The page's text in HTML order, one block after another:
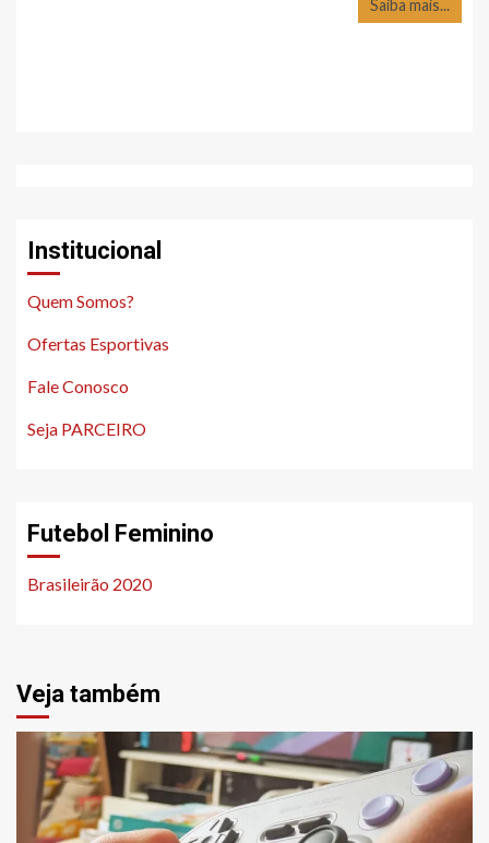
Saiba mais...
Institucional
Quem Somos?
Ofertas Esportivas
Fale Conosco
Seja PARCEIRO
Futebol Feminino
Brasileirão 2020
Veja também